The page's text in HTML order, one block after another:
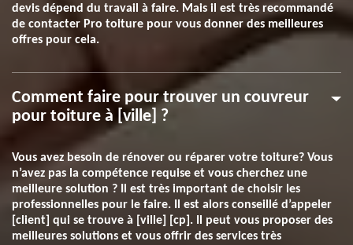
devis dépend du travail à faire. Mais il est très recommandé
de contacter Pro toiture pour vous donner des meilleures
offres pour cela.
Comment faire pour trouver un couvreur
pour toiture à [ville] ?
Vous avez besoin de rénover ou réparer votre toiture? Vous
n’avez pas la compétence requise et vous cherchez une
meilleure solution ? Il est très important de choisir les
professionnelles pour le faire. Il est alors conseillé d’appeler
[client] qui se trouve à [ville] [cp]. Il peut vous proposer des
meilleures solutions et vous offrir des services très